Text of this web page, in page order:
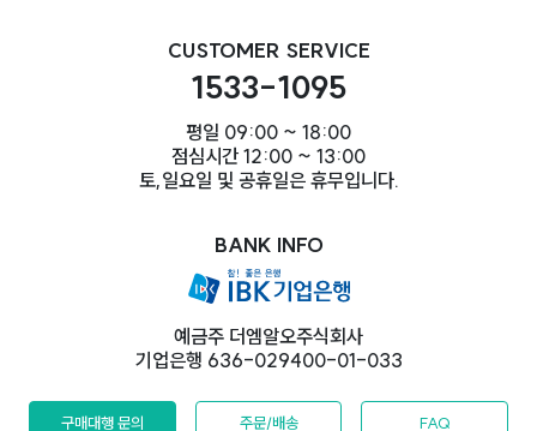
CUSTOMER SERVICE
1533-1095
평일 09:00 ~ 18:00
점심시간 12:00 ~ 13:00
토,일요일 및 공휴일은 휴무입니다.
BANK INFO
예금주 더엠알오주식회사
기업은행 636-029400-01-033
구매대행 문의 주문/배송 FAQ